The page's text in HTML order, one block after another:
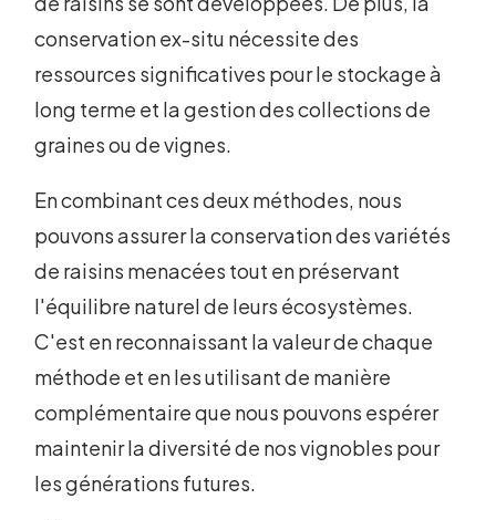
conservation ex-situ nécessite des
ressources significatives pour le stockage à
long terme et la gestion des collections de
graines ou de vignes.
En combinant ces deux méthodes, nous
pouvons assurer la conservation des variétés
de raisins menacées tout en préservant
l'équilibre naturel de leurs écosystèmes.
C'est en reconnaissant la valeur de chaque
méthode et en les utilisant de manière
complémentaire que nous pouvons espérer
maintenir la diversité de nos vignobles pour
les générations futures.